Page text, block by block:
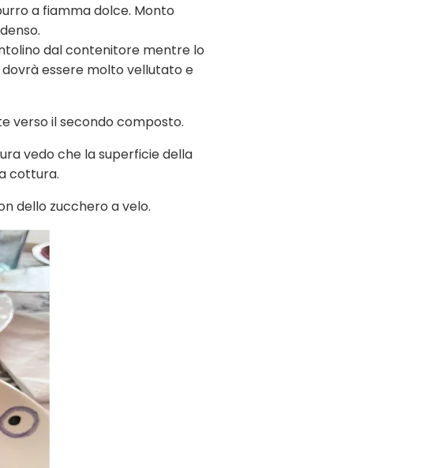
a fiamma dolce. Monto
dal contenitore mentre lo
essere molto vellutato e
verso il secondo composto.
vedo che la superficie della
cottura.
dello zucchero a velo.